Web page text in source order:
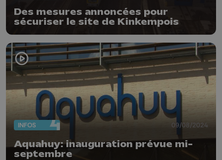
Des mesures annoncées pour
sécuriser le site de Kinkempois
INFOS 09/08/2024
Aquahuy: inauguration prévue mi-
septembre